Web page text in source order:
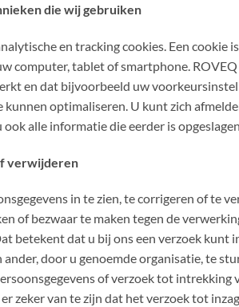
die wij gebruiken
en tracking cookies. Een
computer, tablet of smartphone.
en dat bijvoorbeeld uw
kunnen optimaliseren. U kunt zich
alle informatie die eerder is
verwijderen
in te zien, te corrigeren of te
of bezwaar te maken tegen de
betekent dat u bij ons een verzoek kunt
door u genoemde organisatie, te
of verzoek tot
zeker van te zijn dat het verzoek tot